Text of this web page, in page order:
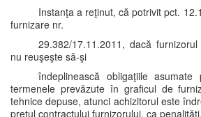
Instanţa a reţinut, că potrivit pct.
furnizare nr.
29.382/17.11.2011, dacă
nu reuşeşte să-şi
îndeplinească obligaţiile
termenele prevăzute în graficul de
tehnice depuse, atunci achizitorul este
preţul contractului furnizorului, ca